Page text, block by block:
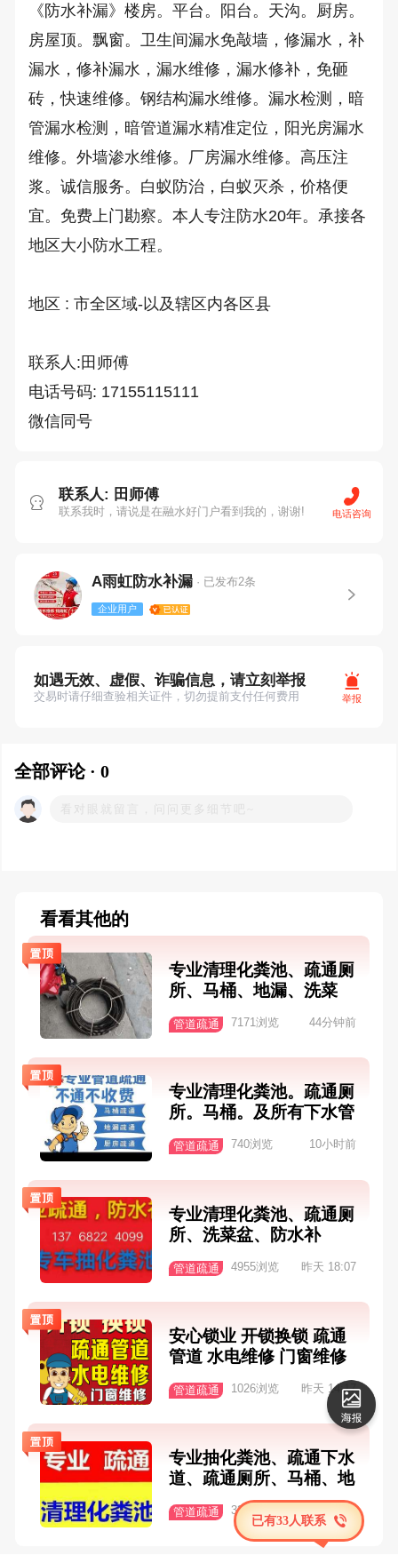
《防水补漏》楼房。平台。阳台。天沟。厨房。
房屋顶。飘窗。卫生间漏水免敲墙，修漏水，补
漏水，修补漏水，漏水维修，漏水修补，免砸
砖，快速维修。钢结构漏水维修。漏水检测，暗
管漏水检测，暗管道漏水精准定位，阳光房漏水
维修。外墙渗水维修。厂房漏水维修。高压注
浆。诚信服务。白蚁防治，白蚁灭杀，价格便
宜。免费上门勘察。本人专注防水20年。承接各
地区大小防水工程。
地区 : 市全区域-以及辖区内各区县
联系人:田师傅
电话号码: 17155115111
微信同号
联系人: 田师傅
联系我时，请说是在融水好门户看到我的，谢谢! 电话咨询
A雨虹防水补漏 · 已发布2条
企业用户
如遇无效、虚假、诈骗信息，请立刻举报
交易时请仔细查验相关证件，切勿提前支付任何费用 举报
全部评论 · 0
看看其他的
专业清理化粪池、疏通厕
所、马桶、地漏、洗菜
道维修、厕盆改造、水电
管道疏通 7171浏览 44分钟前
专业清理化粪池。疏通厕
所。马桶。及所有下水管
管道疏通 740浏览 10小时前
专业清理化粪池、疏通厕
所、洗菜盆、防水补
管道疏通 4955浏览 昨天 18:07
安心锁业 开锁换锁 疏通
管道 水电维修 门窗维修
管道疏通 1026浏览 昨天 14:17
专业抽化粪池、疏通下水
道、疏通厕所、马桶、地
漏、便盆改换、管道维
修、防水补漏。服务电
话：18277267081
管道疏通 334浏览 8-5
已有33人联系